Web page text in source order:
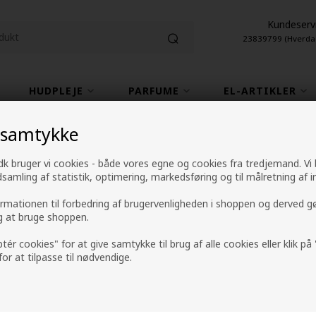
bruger vi cookies - både vores egne og cookies fra tredjemand. Vi
af statistik, optimering, markedsføring og til målretning af
til forbedring af brugervenligheden i shoppen og derved
bruge shoppen.
cookies" for at give samtykke til brug af alle cookies eller klik
at tilpasse til nødvendige.
23839799
HUDPLEJE PARFUME EL-ARTIKLER
1-2 hverdage leveringstid
Velkommen til Hair247.dk
betyder, at du kan handle hårprodukter "24 timer i
415.000 kunder været gennem butikken, og det er jeg meget
både produkter til hårpleje, hudpleje, kropspleje og herudover